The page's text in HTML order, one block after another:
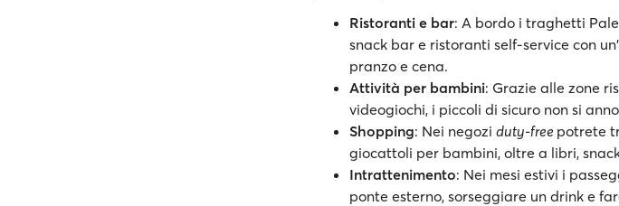
Ristoranti e bar: A bordo i traghetti
snack bar e ristoranti self-service con
pranzo e cena.
Attività per bambini: Grazie alle zone
videogiochi, i piccoli di sicuro non si
Shopping: Nei negozi duty-free potrete
giocattoli per bambini, oltre a libri,
Intrattenimento: Nei mesi estivi i
ponte esterno, sorseggiare un drink e